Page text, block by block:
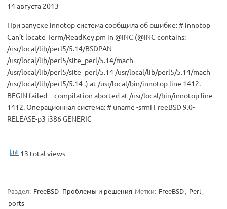
14 августа 2013
При запуске innotop система сообщила об ошибке: # innotop
Can’t locate Term/ReadKey.pm in @INC (@INC contains:
/usr/local/lib/perl5/5.14/BSDPAN
/usr/local/lib/perl5/site_perl/5.14/mach
/usr/local/lib/perl5/site_perl/5.14 /usr/local/lib/perl5/5.14/mach
/usr/local/lib/perl5/5.14 .) at /usr/local/bin/innotop line 1412.
BEGIN failed—compilation aborted at /usr/local/bin/innotop line
1412. Операционная система: # uname -srmi FreeBSD 9.0-
RELEASE-p3 i386 GENERIC
13 total views
Раздел: FreeBSD Проблемы и решения Метки: FreeBSD, Perl ,
ports